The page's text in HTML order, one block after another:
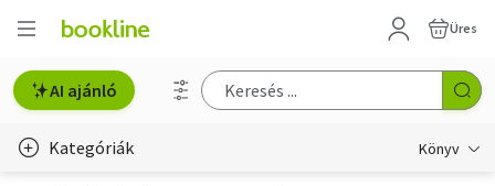
Üres
AI ajánló
Kategóriák Könyv